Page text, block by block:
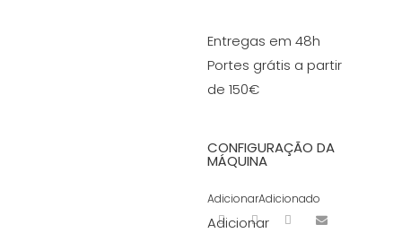
Entregas em 48h
Portes grátis a partir
de 150€
CONFIGURAÇÃO DA
MÁQUINA
AdicionarAdicionado
Adicionar